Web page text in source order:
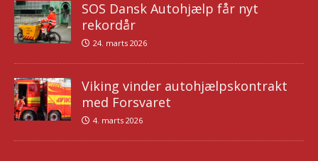
SOS Dansk Autohjælp får nyt
rekordår
24. marts 2026
Viking vinder autohjælpskontrakt
med Forsvaret
4. marts 2026